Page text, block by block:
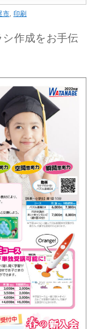
市 印刷
作成をお手伝